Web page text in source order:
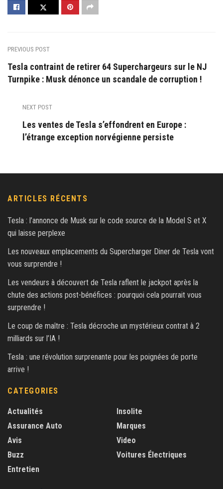
PREVIOUS POST
Tesla contraint de retirer 64 Superchargeurs sur le NJ
Turnpike : Musk dénonce un scandale de corruption !
NEXT POST
Les ventes de Tesla s’effondrent en Europe :
l’étrange exception norvégienne persiste
ARTICLES RÉCENTS
Tesla : l’annonce de Musk sur le code source de la Model S et X
qui laisse perplexe
Les nouveaux emplacements du Supercharger Diner de Tesla vont
vous surprendre !
Les vendeurs à découvert de Tesla raflent le jackpot après la
chute des actions post-bénéfices : pourquoi cela pourrait vous
surprendre !
Le coup de maître : Tesla décroche un mystérieux contrat à 2
milliards sur l’IA !
Tesla : une révolution surprenante pour les poignées de porte
arrive !
CATEGORIES
Actualités
Assurance Auto
Avis
Buzz
Entretien
Insolite
Marques
Video
Voitures Électriques